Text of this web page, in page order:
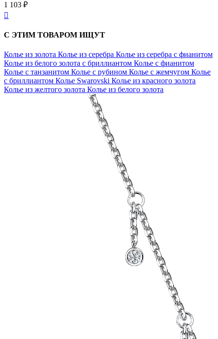
1 103 ₽

С ЭТИМ ТОВАРОМ ИЩУТ
Колье из золота Колье из серебра Колье из серебра с фианитом
Колье из белого золота с бриллиантом Колье с фианитом
Колье с танзанитом Колье с рубином Колье с жемчугом Колье
с бриллиантом Колье Swarovski Колье из красного золота
Колье из желтого золота Колье из белого золота